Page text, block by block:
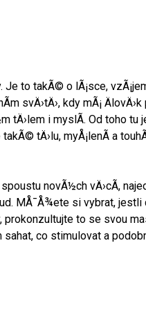
to takÃ© o lÃ¡sce,
svÄ›tÄ›, kdy mÃ¡
i myslÃ­. Od toho tu je
tÄ›lu, myÅ¡lenÃ­ a
novÃ½ch vÄ›cÃ­,
MÅ¯Å¾ete si vybrat,
prokonzultujte to se svou
co stimulovat a